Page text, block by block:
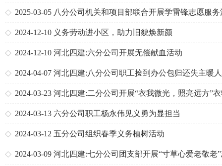
2025-03-05 八分公司机关和项目部联合开展学雷锋志愿服务
2024-12-10 义务劳动进小区，助力旧貌焕新颜
2024-12-10 河北四建:六分公司开展无偿献血活动
2024-04-07 河北四建:八分公司职工捡到办公包归还失主暖
2024-03-23 河北四建:二分公司开展“衣我微光，照亮远方”
赠活动
2024-03-13 六分公司职工杨永伟见义勇为显担当
2024-03-12 五分公司组织春季义务植树活动
2024-03-09 河北四建:七分公司团支部开展“寸草心爱老敬老